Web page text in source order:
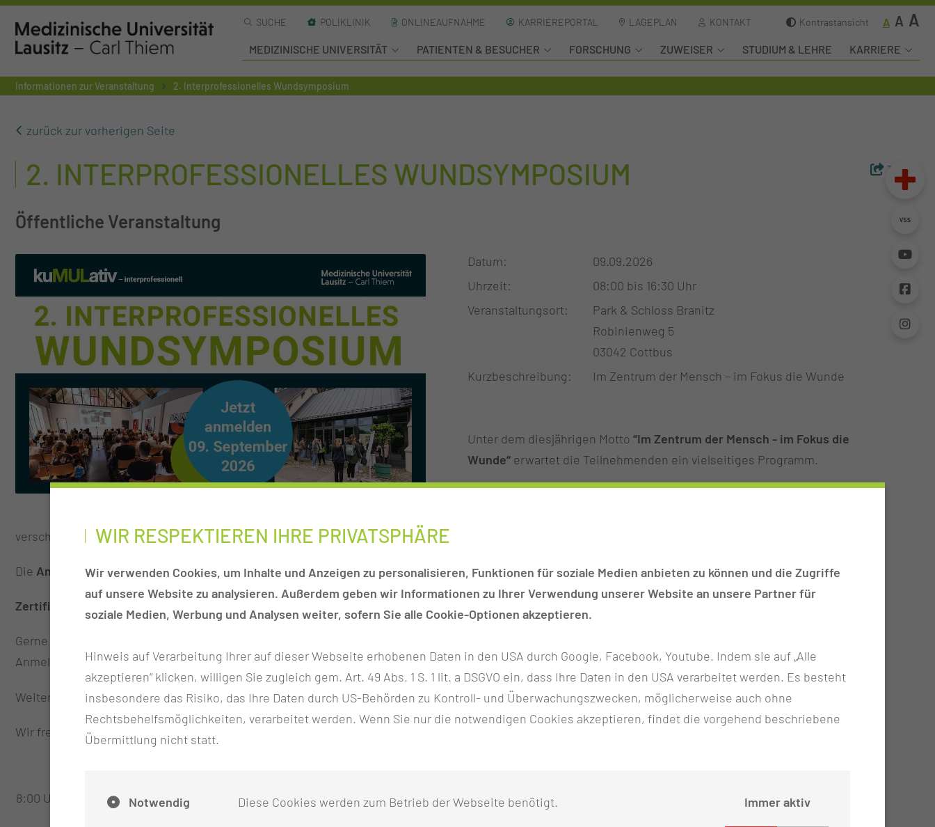
SUCHE POLIKLINIK ONLINEAUFNAHME KARRIEREPORTAL LAGEPLAN KONTAKT Kontrastansicht A A A
MEDIZINISCHE UNIVERSITÄT PATIENTEN & BESUCHER FORSCHUNG ZUWEISER STUDIUM & LEHRE KARRIERE
Informationen zur Veranstaltung 2. Interprofessionelles Wundsymposium
zurück zur vorherigen Seite
2. INTERPROFESSIONELLES WUNDSYMPOSIUM Teilen
Öffentliche Veranstaltung
Datum
09.09.2026
Uhrzeit
08:00 bis 16:30 Uhr
Veranstaltungsort
Park & Schloss Branitz
Robinienweg 5
03042 Cottbus
Kurzbeschreibung
Im Zentrum der Mensch – im Fokus die Wunde
Unter dem diesjährigen Motto “Im Zentrum der Mensch - im Fokus die
Wunde“ erwartet die Teilnehmenden ein vielseitiges Programm.
verschiedenen Bereichen der Wundbehandlung.
Die Anmeldung ist ab sofort möglich . Aufgrund einer begrenzten Teilnehmerzahl empfehlen wir eine frühzeitige Anmeldung.
Zertifizierungspunkte
Gerne dürfen Sie sich schon jetzt anmelden.
Anmeldung unter:InterprofesionellesWundsymposium@mul-ct.de
Weitere Informationen zum Programm folgen in Kürze.
Wir freuen uns auf Ihre Teilnahme und einen spannenden, gemeinsamen Austausch.
8:00 Uhr
Begrüßung & Einführung
WIR RESPEKTIEREN IHRE PRIVATSPHÄRE
Wir verwenden Cookies, um Inhalte und Anzeigen zu personalisieren, Funktionen für soziale Medien anbieten zu können und die Zugriffe
auf unsere Website zu analysieren. Außerdem geben wir Informationen zu Ihrer Verwendung unserer Website an unsere Partner für
soziale Medien, Werbung und Analysen weiter, sofern Sie alle Cookie-Optionen akzeptieren.
Hinweis auf Verarbeitung Ihrer auf dieser Webseite erhobenen Daten in den USA durch Google, Facebook, Youtube. Indem sie auf „Alle
akzeptieren“ klicken, willigen Sie zugleich gem. Art. 49 Abs. 1 S. 1 lit. a DSGVO ein, dass Ihre Daten in den USA verarbeitet werden. Es besteht
insbesondere das Risiko, das Ihre Daten durch US-Behörden zu Kontroll- und Überwachungszwecken, möglicherweise auch ohne
Rechtsbehelfsmöglichkeiten, verarbeitet werden. Wenn Sie nur die notwendigen Cookies akzeptieren, findet die vorgehend beschriebene
Übermittlung nicht statt.
Notwendig Diese Cookies werden zum Betrieb der Webseite benötigt. Immer aktiv